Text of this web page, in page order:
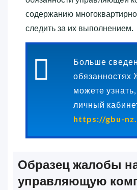
содержанию
следить за их выполнением.
Больше
обязанностях
можете
личный
https://gbu-
Образец жалобы
управляющую